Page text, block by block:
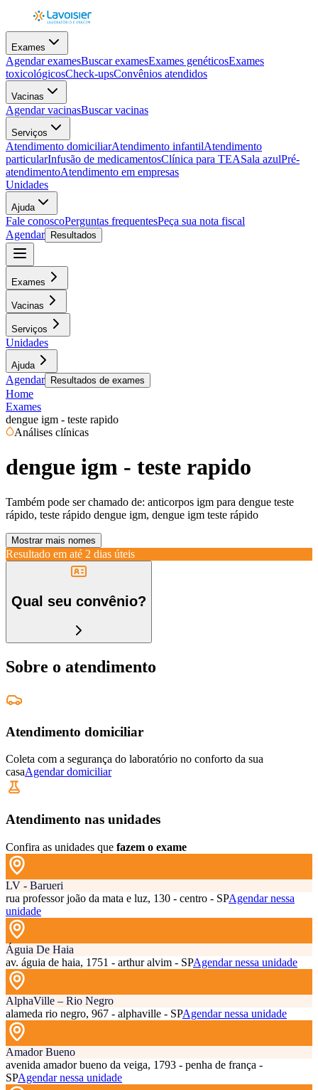
Exames
Agendar examesBuscar examesExames genéticosExames
toxicológicosCheck-upsConvênios atendidos
Vacinas
Agendar vacinasBuscar vacinas
Serviços
Atendimento domiciliarAtendimento infantilAtendimento
particularInfusão de medicamentosClínica para TEASala azulPré-
atendimentoAtendimento em empresas
Unidades
Ajuda
Fale conoscoPerguntas frequentesPeça sua nota fiscal
Agendar
Resultados
Exames
Vacinas
Serviços
Unidades
Ajuda
Agendar Resultados de exames
Home
Exames
dengue igm - teste rapido
Análises clínicas
dengue igm - teste rapido
Também pode ser chamado de: anticorpos igm para dengue teste
rápido, teste rápido dengue igm, dengue igm teste rápido
Mostrar mais nomes
Resultado em até 2 dias úteis
Qual seu convênio?
Sobre o atendimento
Atendimento domiciliar
Coleta com a segurança do laboratório no conforto da sua
casaAgendar domiciliar
Atendimento nas unidades
Confira as unidades que fazem o exame
LV - Barueri
rua professor joão da mata e luz, 130 - centro - SPAgendar nessa
unidade
Águia De Haia
av. águia de haia, 1751 - arthur alvim - SPAgendar nessa unidade
AlphaVille – Rio Negro
alameda rio negro, 967 - alphaville - SPAgendar nessa unidade
Amador Bueno
avenida amador bueno da veiga, 1793 - penha de frança -
SPAgendar nessa unidade